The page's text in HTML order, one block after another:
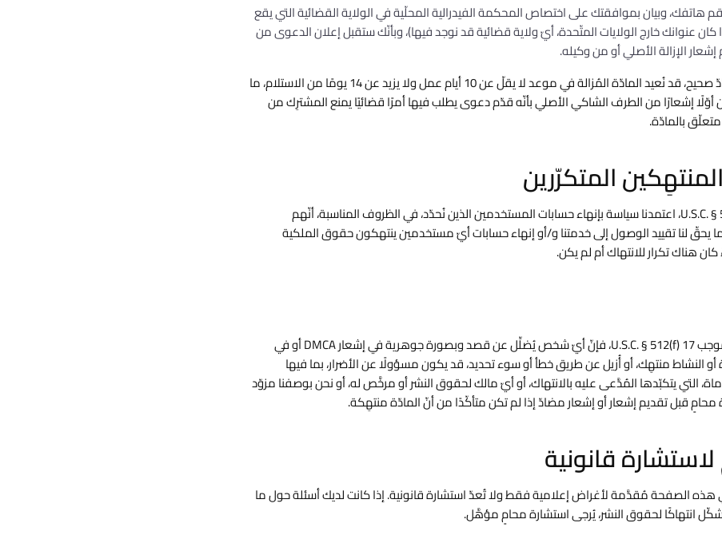
هاتفك، وبيان بموافقتك على اختصاص المحكمة الفيدرالية المحلّية في الولاية القضائية التي يقع
كان عنوانك خارج الولايات المتّحدة، أيّ ولاية قضائية قد نوجد فيها)، وبأنّك ستقبل إعلان الدعوى من
الإزالة الأصلي أو من وكيله.
عند استلام إشعار مضادّ صحيح، قد نُعيد المادّة المُزالة في موعد لا يقلّ عن 10 أيام عمل ولا يزيد عن 14 يومًا من الاستلام، ما
أوّلًا إشعارًا من الطرف الشاكي الأصلي بأنّه قدّم دعوى يطلب فيها أمرًا قضائيًا يمنع المشترِك من
بالمادّة.
وفقًا لـ 17 U.S.C. § 512(i)(1)(A)، اعتمدنا سياسة بإنهاء حسابات المستخدمين الذين نُحدّد، في الظروف المناسبة، أنّهم
يحقّ لنا تقييد الوصول إلى خدمتنا و/أو إنهاء حسابات أيّ مستخدمين ينتهكون حقوق الملكية
هناك تكرار للانتهاك أم لم يكن.
يُرجى الانتباه إلى أنّه بموجب 17 U.S.C. § 512(f)، فإنّ أيّ شخص يُضلِّل عن قصد وبصورة جوهرية في إشعار DMCA أو في
أو النشاط منتهِك، أو أُزيل عن طريق خطأ أو سوء تحديد، قد يكون مسؤولًا عن الأضرار، بما فيها
التي يتكبّدها المُدَّعى عليه بالانتهاك، أو أيّ مالك لحقوق النشر أو مرخَّص له، أو نحن بوصفنا مزوّد
قبل تقديم إشعار أو إشعار مضادّ إذا لم تكن متأكّدًا من أنّ المادّة منتهِكة.
هذه الصفحة مُقدَّمة لأغراض إعلامية فقط ولا تُعدّ استشارة قانونية. إذا كانت لديك أسئلة حول ما
انتهاكًا لحقوق النشر، يُرجى استشارة محامٍ مؤهَّل.